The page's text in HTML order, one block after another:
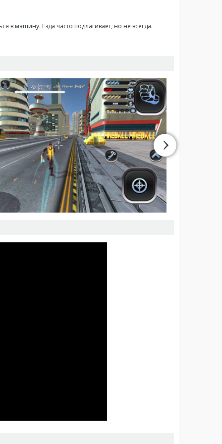
машину. Езда часто подлагивает, но не всегда.